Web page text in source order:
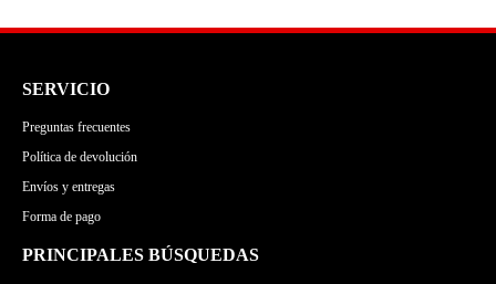
SERVICIO
Preguntas frecuentes
Política de devolución
Envíos y entregas
Forma de pago
PRINCIPALES BÚSQUEDAS